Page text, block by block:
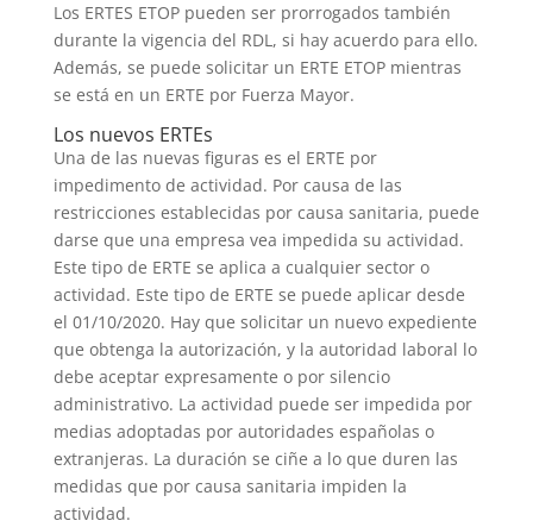
Los ERTES ETOP pueden ser prorrogados también
durante la vigencia del RDL, si hay acuerdo para ello.
Además, se puede solicitar un ERTE ETOP mientras
se está en un ERTE por Fuerza Mayor.
Los nuevos ERTEs
Una de las nuevas figuras es el ERTE por
impedimento de actividad. Por causa de las
restricciones establecidas por causa sanitaria, puede
darse que una empresa vea impedida su actividad.
Este tipo de ERTE se aplica a cualquier sector o
actividad. Este tipo de ERTE se puede aplicar desde
el 01/10/2020. Hay que solicitar un nuevo expediente
que obtenga la autorización, y la autoridad laboral lo
debe aceptar expresamente o por silencio
administrativo. La actividad puede ser impedida por
medias adoptadas por autoridades españolas o
extranjeras. La duración se ciñe a lo que duren las
medidas que por causa sanitaria impiden la
actividad.